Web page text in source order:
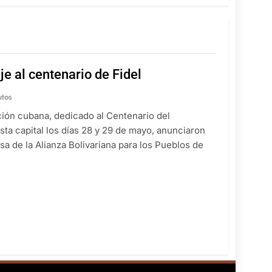
al centenario de Fidel
cubana, dedicado al Centenario del
capital los días 28 y 29 de mayo, anunciaron
de la Alianza Bolivariana para los Pueblos de